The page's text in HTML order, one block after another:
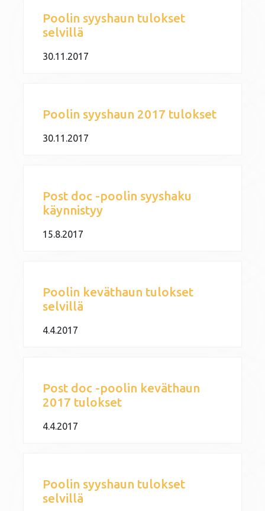
Poolin syyshaun tulokset
selvillä
30.11.2017
Poolin syyshaun 2017 tulokset
30.11.2017
Post doc -poolin syyshaku
käynnistyy
15.8.2017
Poolin keväthaun tulokset
selvillä
4.4.2017
Post doc -poolin keväthaun
2017 tulokset
4.4.2017
Poolin syyshaun tulokset
selvillä